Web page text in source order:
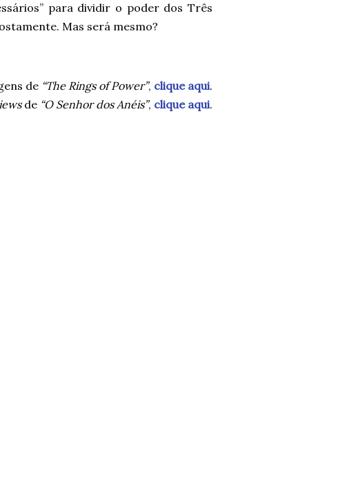
para dividir o poder dos Três
Mas será mesmo?
de “The Rings of Power”, clique aqui.
de “O Senhor dos Anéis”, clique aqui.